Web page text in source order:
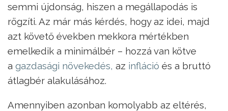
semmi újdonság, hiszen a megállapodás is
rögzíti. Az már más kérdés, hogy az idei, majd
azt követő években mekkora mértékben
emelkedik a minimálbér – hozzá van kötve
a gazdasági növekedés, az infláció és a bruttó
átlagbér alakulásához.
Amennyiben azonban komolyabb az eltérés,